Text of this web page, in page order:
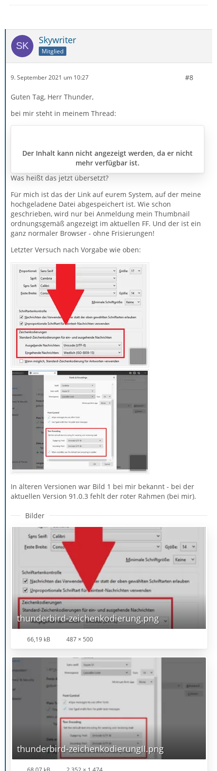
Skywriter
Mitglied
9. September 2021 um 10:27 #8
Guten Tag, Herr Thunder,
bei mir steht in meinem Thread:
Der Inhalt kann nicht angezeigt werden, da er nicht
mehr verfügbar ist.
Was heißt das jetzt übersetzt?
Für mich ist das der Link auf eurem System, auf der meine
hochgeladene Datei abgespeichert ist. Wie schon
geschrieben, wird nur bei Anmeldung mein Thumbnail
ordnungsgemäß angezeigt im aktuellen FF. Und der ist ein
ganz normaler Browser - ohne Frisierungen!
Letzter Versuch nach Vorgabe wie oben:
In älteren Versionen war Bild 1 bei mir bekannt - bei der
aktuellen Version 91.0.3 fehlt der roter Rahmen (bei mir).
Bilder
thunderbird-zeichenkodierung.png
66,19 kB 487 × 500
thunderbird-zeichenkodierungII.png